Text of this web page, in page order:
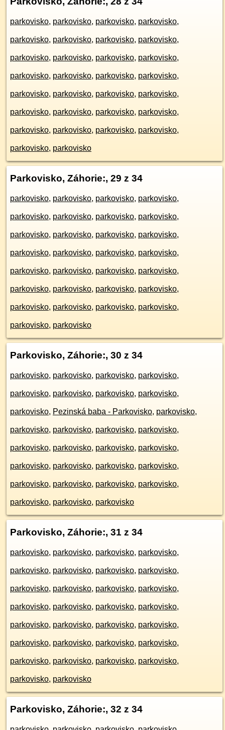
parkovisko, parkovisko, parkovisko, parkovisko,
parkovisko, parkovisko, parkovisko, parkovisko,
parkovisko, parkovisko, parkovisko, parkovisko,
parkovisko, parkovisko, parkovisko, parkovisko,
parkovisko, parkovisko, parkovisko, parkovisko,
parkovisko, parkovisko, parkovisko, parkovisko,
parkovisko, parkovisko, parkovisko, parkovisko,
parkovisko, parkovisko
Parkovisko, Záhorie:, 29 z 34
parkovisko, parkovisko, parkovisko, parkovisko,
parkovisko, parkovisko, parkovisko, parkovisko,
parkovisko, parkovisko, parkovisko, parkovisko,
parkovisko, parkovisko, parkovisko, parkovisko,
parkovisko, parkovisko, parkovisko, parkovisko,
parkovisko, parkovisko, parkovisko, parkovisko,
parkovisko, parkovisko, parkovisko, parkovisko,
parkovisko, parkovisko
Parkovisko, Záhorie:, 30 z 34
parkovisko, parkovisko, parkovisko, parkovisko,
parkovisko, parkovisko, parkovisko, parkovisko,
parkovisko, Pezinská baba - Parkovisko, parkovisko,
parkovisko, parkovisko, parkovisko, parkovisko,
parkovisko, parkovisko, parkovisko, parkovisko,
parkovisko, parkovisko, parkovisko, parkovisko,
parkovisko, parkovisko, parkovisko, parkovisko,
parkovisko, parkovisko, parkovisko
Parkovisko, Záhorie:, 31 z 34
parkovisko, parkovisko, parkovisko, parkovisko,
parkovisko, parkovisko, parkovisko, parkovisko,
parkovisko, parkovisko, parkovisko, parkovisko,
parkovisko, parkovisko, parkovisko, parkovisko,
parkovisko, parkovisko, parkovisko, parkovisko,
parkovisko, parkovisko, parkovisko, parkovisko,
parkovisko, parkovisko, parkovisko, parkovisko,
parkovisko, parkovisko
Parkovisko, Záhorie:, 32 z 34